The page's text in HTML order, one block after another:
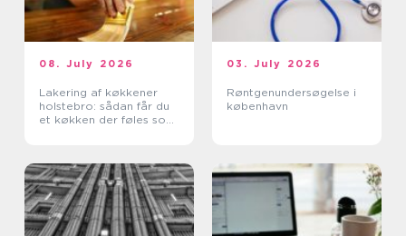
08. July 2026
Lakering af køkkener
holstebro: sådan får du
et køkken der føles som
03. July 2026
Røntgenundersøgelse i
københavn